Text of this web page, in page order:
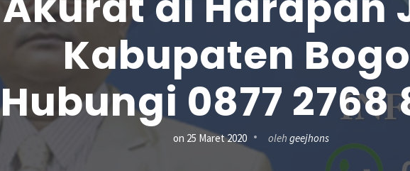
Kabupaten
Hubungi 0877 2768
on 25 Maret 2020 oleh geejhons